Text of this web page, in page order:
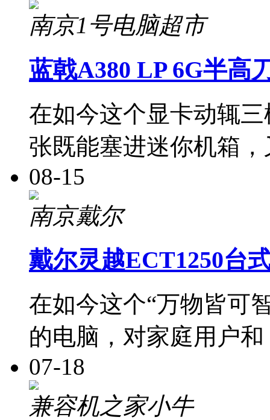
南京1号电脑超市
蓝戟A380 LP 6G半高
在如今这个显卡动辄
张既能塞进迷你机箱，
08-15
南京戴尔
戴尔灵越ECT1250台
在如今这个“万物皆可
的电脑，对家庭用户和
07-18
兼容机之家小牛